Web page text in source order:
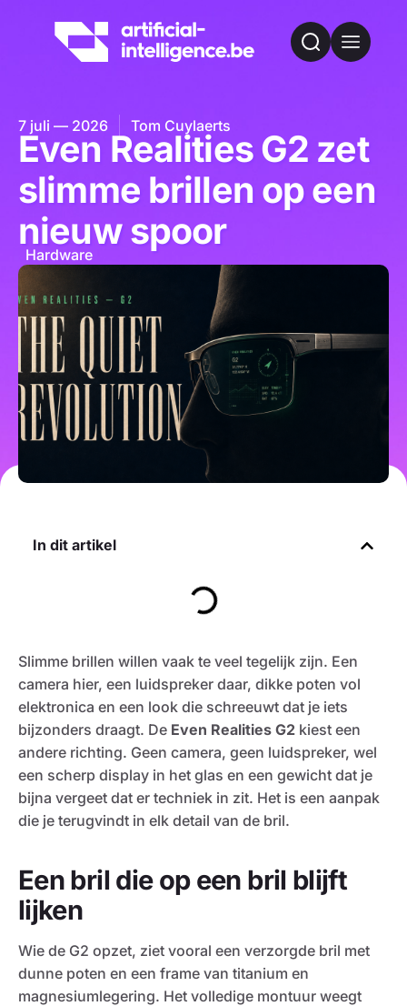
7 juli — 2026 Tom Cuylaerts
Even Realities G2 zet
slimme brillen op een
nieuw spoor
Hardware
Slimme brillen willen vaak te veel tegelijk zijn. Een
camera hier, een luidspreker daar, dikke poten vol
elektronica en een look die schreeuwt dat je iets
bijzonders draagt. De Even Realities G2 kiest een
andere richting. Geen camera, geen luidspreker, wel
een scherp display in het glas en een gewicht dat je
bijna vergeet dat er techniek in zit. Het is een aanpak
die je terugvindt in elk detail van de bril.
Een bril die op een bril blijft
lijken
Wie de G2 opzet, ziet vooral een verzorgde bril met
dunne poten en een frame van titanium en
magnesiumlegering. Het volledige montuur weegt
In dit artikel